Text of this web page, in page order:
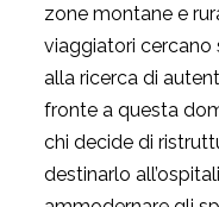
zone montane e
viaggiatori
alla ricerca di
fronte a questa
chi decide di
destinarlo